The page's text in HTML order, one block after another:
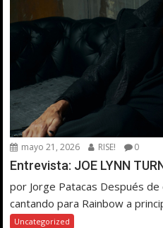
mayo 21, 2026 RISE! 0
Entrevista: JOE LYNN
por Jorge Patacas Después
cantando para Rainbow a
Uncategorized